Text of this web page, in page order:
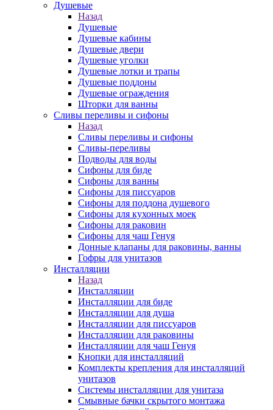
Душевые
Назад
Душевые
Душевые кабины
Душевые двери
Душевые уголки
Душевые лотки и трапы
Душевые поддоны
Душевые ограждения
Шторки для ванны
Сливы переливы и сифоны
Назад
Сливы переливы и сифоны
Сливы-переливы
Подводы для воды
Сифоны для биде
Сифоны для ванны
Сифоны для писсуаров
Сифоны для поддона душевого
Сифоны для кухонных моек
Сифоны для раковин
Сифоны для чаш Генуя
Донные клапаны для раковины, ванны
Гофры для унитазов
Инсталляции
Назад
Инсталляции
Инсталляции для биде
Инсталляции для душа
Инсталляции для писсуаров
Инсталляции для раковины
Инсталляции для чаш Генуя
Кнопки для инсталляций
Комплекты крепления для инсталляций
унитазов
Системы инсталляции для унитаза
Смывные бачки скрытого монтажа